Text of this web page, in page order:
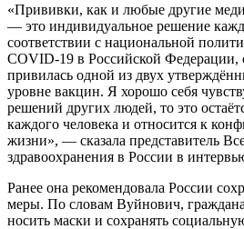
«Прививки, как и любые другие
— это индивидуальное решение
соответствии с национальной
COVID-19 в Российской Федерации,
привилась одной из двух
уровне вакцин. Я хорошо себя
решений других людей, то это
каждого человека и относится к
жизни», — сказала представитель
здравоохранения в России в
Ранее она рекомендовала России
меры. По словам Вуйнович,
носить маски и сохранять